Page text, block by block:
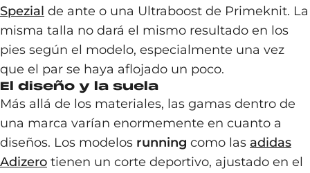
Spezial de ante o una Ultraboost de Primeknit. La
misma talla no dará el mismo resultado en los
pies según el modelo, especialmente una vez
que el par se haya aflojado un poco.
El diseño y la suela
Más allá de los materiales, las gamas dentro de
una marca varían enormemente en cuanto a
diseños. Los modelos running como las adidas
Adizero tienen un corte deportivo, ajustado en el